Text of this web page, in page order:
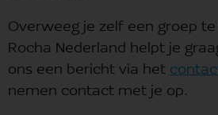
Overweeg je zelf een groep te
Rocha Nederland helpt je
ons een bericht via het
nemen contact met je op.